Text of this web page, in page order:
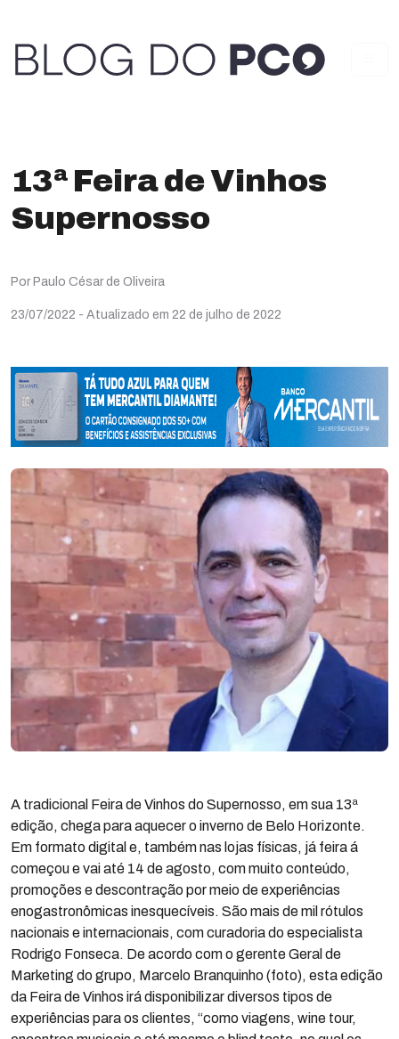
13ª Feira de Vinhos
Supernosso
Por Paulo César de Oliveira
23/07/2022 - Atualizado em 22 de julho de 2022
A tradicional Feira de Vinhos do Supernosso, em sua 13ª
edição, chega para aquecer o inverno de Belo Horizonte.
Em formato digital e, também nas lojas físicas, já feira á
começou e vai até 14 de agosto, com muito conteúdo,
promoções e descontração por meio de experiências
enogastronômicas inesquecíveis. São mais de mil rótulos
nacionais e internacionais, com curadoria do especialista
Rodrigo Fonseca. De acordo com o gerente Geral de
Marketing do grupo, Marcelo Branquinho (foto), esta edição
da Feira de Vinhos irá disponibilizar diversos tipos de
experiências para os clientes, “como viagens, wine tour,